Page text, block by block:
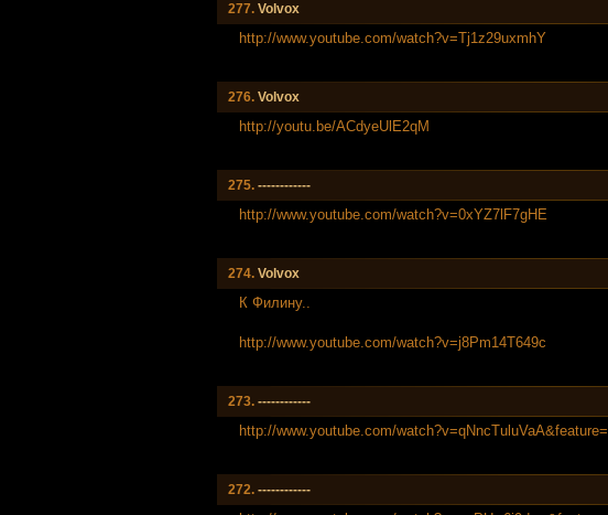
277. Volvox
http://www.youtube.com/watch?v=Tj1z29uxmhY
276. Volvox
http://youtu.be/ACdyeUlE2qM
275. ------------
http://www.youtube.com/watch?v=0xYZ7lF7gHE
274. Volvox
К Филину..
http://www.youtube.com/watch?v=j8Pm14T649c
273. ------------
http://www.youtube.com/watch?v=qNncTuluVaA&fea
272. ------------